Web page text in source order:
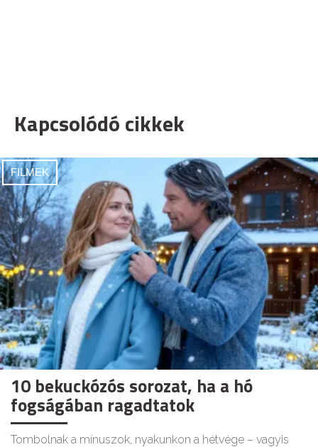
Kapcsolódó cikkek
FILMEK
10 bekuckózós sorozat, ha a hó
fogságában ragadtatok
Tombolnak a mínuszok, nyakunkon a hétvége – vagyis